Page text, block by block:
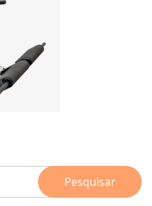
Pesquisar